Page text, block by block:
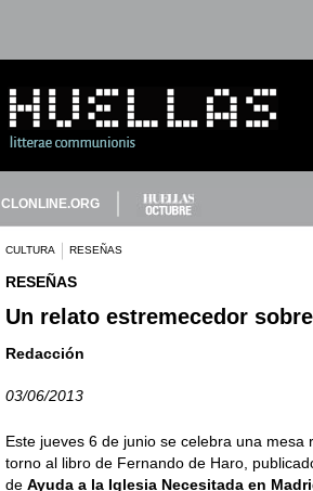
CLONLINE.ORG
CULTURA RESEÑAS
RESEÑAS
Un relato estremecedor
Redacción
03/06/2013
Este jueves 6 de junio se celebra una
torno al libro de Fernando de Haro,
de Ayuda a la Iglesia Necesitada en